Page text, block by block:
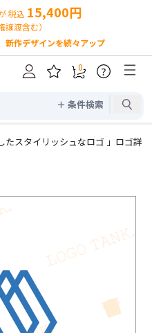
税込 15,400円
渡含む）
新作デザインを続々アップ
＋ 条件検索
0 ?
たスタイリッシュなロゴ 」ロゴ詳